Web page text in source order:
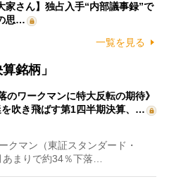
家さん】独占入手“内部議事録”で
思…
一覧を見る
銘柄」
のワークマンに特大反転の期待》
吹き飛ばす第1四半期決算、…
マン（東証スタンダード・
あまりで約34％下落…